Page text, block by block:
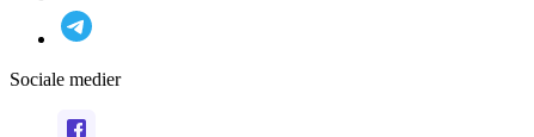
Sociale medier